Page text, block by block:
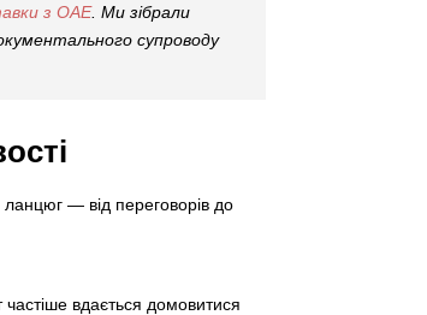
з ОАЕ. Ми зібрали
супроводу
— від переговорів до
частіше вдається домовитися